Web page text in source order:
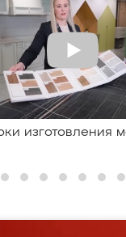
изготовления